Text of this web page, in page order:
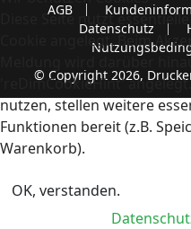
AGB
Datenschutz
© Copyright 2026,
Diese Seite nutzt
Cookie angelegt. Beim
Meldung wird darüber
'reDimCookieHint'
nutzen, stellen weitere
Funktionen bereit (z.B.
Warenkorb).
OK, verstanden.